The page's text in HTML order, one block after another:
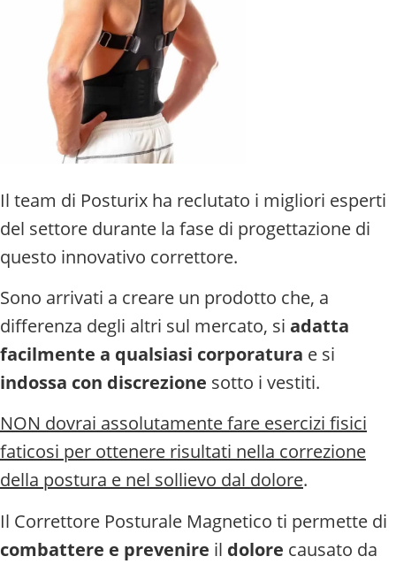
Il team di Posturix ha reclutato i migliori esperti
del settore durante la fase di progettazione di
questo innovativo correttore.
Sono arrivati a creare un prodotto che, a
differenza degli altri sul mercato, si adatta
facilmente a qualsiasi corporatura e si
indossa con discrezione sotto i vestiti.
NON dovrai assolutamente fare esercizi fisici
faticosi per ottenere risultati nella correzione
della postura e nel sollievo dal dolore.
Il Correttore Posturale Magnetico ti permette di
combattere e prevenire il dolore causato da